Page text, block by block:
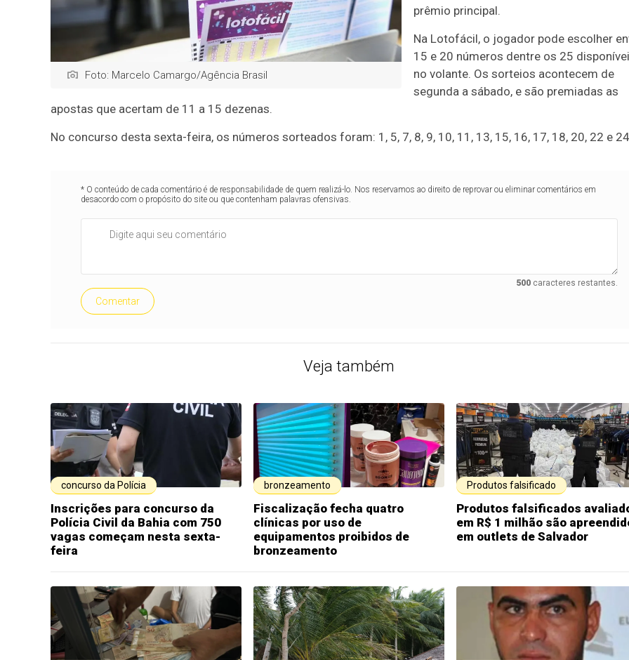
Foto: Marcelo Camargo/Agência Brasil
prêmio principal.
Na Lotofácil, o jogador pode escolher
15 e 20 números dentre os 25
no volante. Os sorteios acontecem de
segunda a sábado, e são premiadas as
apostas que acertam de 11 a 15 dezenas.
No concurso desta sexta-feira, os números sorteados foram: 1, 5, 7, 8, 9, 10, 11, 13, 15, 16, 17, 18, 20, 22 e
* O conteúdo de cada comentário é de responsabilidade de quem realizá-lo. Nos reservamos ao direito de reprovar ou eliminar comentários em
desacordo com o propósito do site ou que contenham palavras ofensivas.
500caracteres restantes.
Comentar
Veja também
concurso da Polícia
Inscrições para concurso da
Polícia Civil da Bahia com 750
vagas começam nesta sexta-
feira
bronzeamento
Fiscalização fecha quatro
clínicas por uso de
equipamentos proibidos de
bronzeamento
Produtos falsificado
Produtos falsificados
em R$ 1 milhão são
em outlets de Salvador